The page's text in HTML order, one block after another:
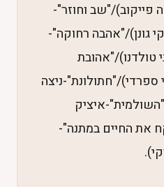
פייקוב)/"שב וחוזר"-
גונן)/"אהבה רחוקה"-
טולדנו)/"אהובת
"חתולונת"-ניצה
איציק
את החיים במתנה"-